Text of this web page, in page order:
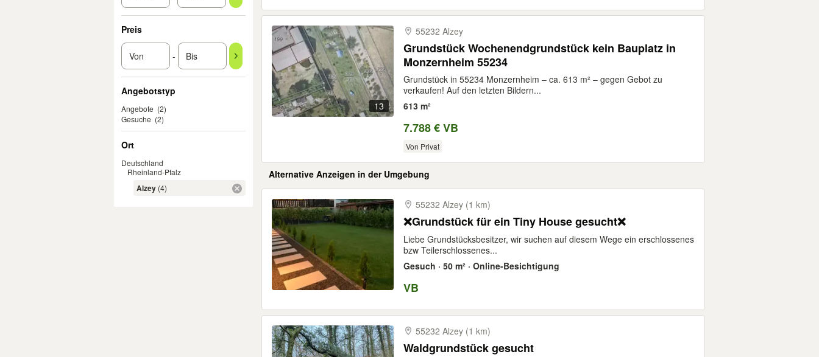
Preis
-
Angebotstyp
Angebote (2)
Gesuche (2)
Ort
Deutschland
Rheinland-Pfalz
Alzey (4)
13
55232 Alzey
Grundstück Wochenendgrundstück kein Bauplatz in
Monzernheim 55234
Grundstück in 55234 Monzernheim – ca. 613 m² – gegen Gebot zu
verkaufen! Auf den letzten Bildern...
613 m²
7.788 € VB
Von Privat
Alternative Anzeigen in der Umgebung
55232 Alzey (1 km)
❌Grundstück für ein Tiny House gesucht❌
Liebe Grundstücksbesitzer, wir suchen auf diesem Wege ein erschlossenes
bzw Teilerschlossenes...
Gesuch · 50 m² · Online-Besichtigung
VB
55232 Alzey (1 km)
Waldgrundstück gesucht